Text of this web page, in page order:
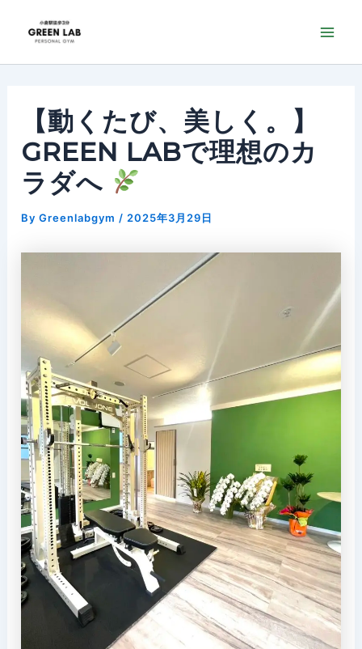
を
【動くたび、美しく。】
GREEN LABで理想のカ
ラダへ
ByGreenlabgym / 2025年3月29日
ナ